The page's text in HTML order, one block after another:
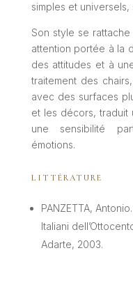
simples et universels,
Son style se rattache
attention portée à la
des attitudes et à
traitement des
avec des surfaces
et les décors, traduit
une sensibilité
émotions.
LITTÉRATURE
PANZETTA,
Italiani
Adarte, 2003.